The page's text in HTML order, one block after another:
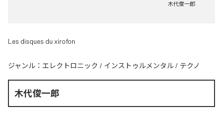
木代俊一郎
Les disques du xirofon
ジャンル： エレクトロニック / インストゥルメンタル / テクノ
木代俊一郎